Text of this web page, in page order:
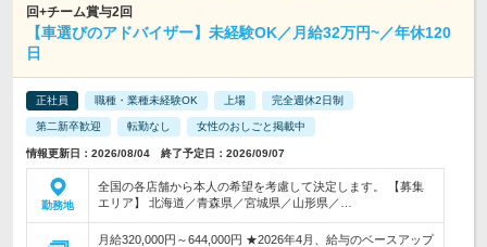
回+チーム賞与2回
【車選びのアドバイザー】未経験OK／月給32万円~／年休120
日
正社員 職種・業種未経験OK 上場 完全週休2日制
第二新卒歓迎 転勤なし 女性のおしごと掲載中
情報更新日：2026/08/04 終了予定日：2026/09/07
勤務地
全国の各店舗から本人の希望を考慮して決定します。 【募集
エリア】 北海道／青森県／宮城県／山形県／…
月給320,000円～644,000円 ★2026年4月、給与のベースアップ